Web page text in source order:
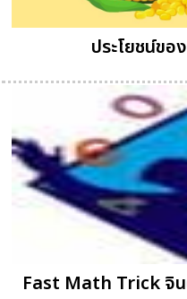
ประโยชน์ข
Fast Math Trick จิ